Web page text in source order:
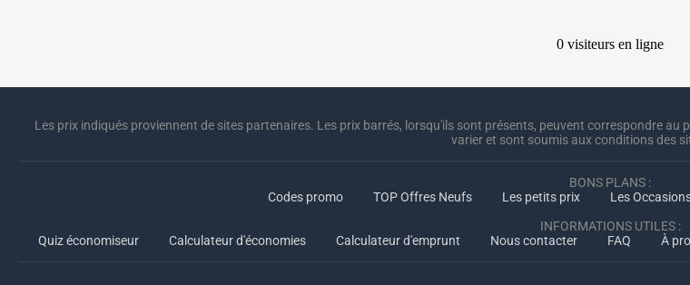
Les prix indiqués proviennent de sites partenaires. Les prix barrés, lorsqu'ils sont présents, peuvent correspondre au
varier et sont soumis aux conditions des
BONS PLANS :
Codes promo
TOP Offres Neufs Les petits prix Les
INFORMATIONS UTILES :
Quiz économiseur
Calculateur d'économies Calculateur d'emprunt Nous contacter FAQ À